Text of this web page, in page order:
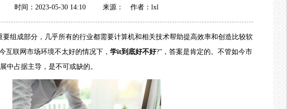
杭
｜
长
｜
大数据视频教程
软件测试教程
PHP视频教程
云计算视频教程
Go语言视频教程
时间：2023-05-30 14:10 来源： 作者：lxl
成部分，几乎所有的行业都需要计算机和相关技术帮助提高效率和创造比较软
互联网市场环境不太好的情况下， 学it到底好不好?”，答案是肯定的。不管如今市
中占据主导，是不可或缺的。